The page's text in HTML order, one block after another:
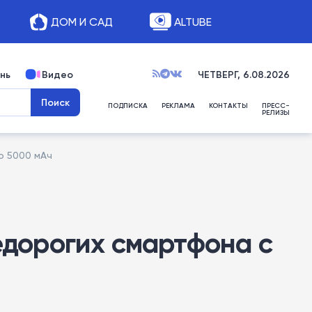
ДОМ И САД ALTUBE
Видео ЧЕТВЕРГ, 6.08.2026
ПОДПИСКА РЕКЛАМА КОНТАКТЫ ПРЕСС-
РЕЛИЗЫ
5000 мАч
смартфона с